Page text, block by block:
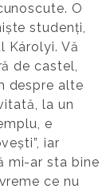
O
studenți,
Károlyi. Vă
de castel,
despre alte
la un
e
iar
mi-ar sta bine
ce nu